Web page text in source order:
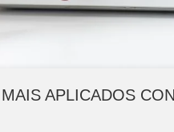
APLICADOS